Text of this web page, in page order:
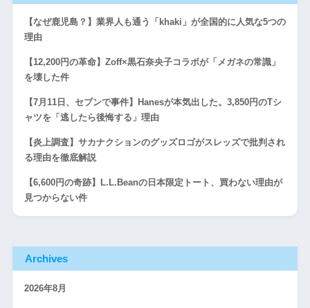
【なぜ鹿児島？】業界人も通う「khaki」が全国的に人気な5つの
理由
【12,200円の革命】Zoff×黒石奈央子コラボが「メガネの常識」
を壊した件
【7月11日、セブンで事件】Hanesが本気出した。3,850円のTシ
ャツを「逃したら後悔する」理由
【炎上調査】サカナクションのグッズロゴがスレッズで批判され
る理由を徹底解説
【6,600円の奇跡】L.L.Beanの日本限定トート、買わない理由が
見つからない件
Archives
2026年8月